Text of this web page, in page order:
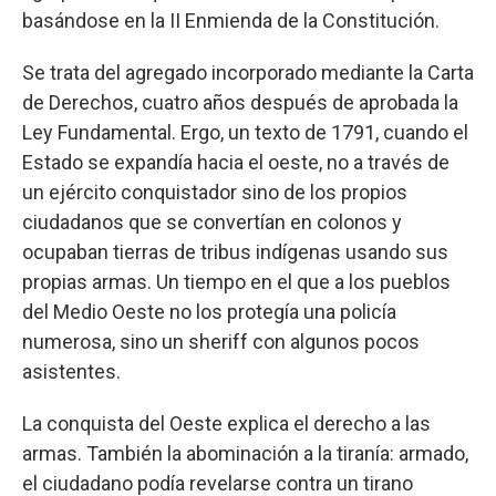
basándose en la II Enmienda de la Constitución.
Se trata del agregado incorporado mediante la Carta
de Derechos, cuatro años después de aprobada la
Ley Fundamental. Ergo, un texto de 1791, cuando el
Estado se expandía hacia el oeste, no a través de
un ejército conquistador sino de los propios
ciudadanos que se convertían en colonos y
ocupaban tierras de tribus indígenas usando sus
propias armas. Un tiempo en el que a los pueblos
del Medio Oeste no los protegía una policía
numerosa, sino un sheriff con algunos pocos
asistentes.
La conquista del Oeste explica el derecho a las
armas. También la abominación a la tiranía: armado,
el ciudadano podía revelarse contra un tirano